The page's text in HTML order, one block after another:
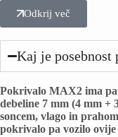
Odkrij več
Kaj je
Pokrivalo MAX2 ima
debeline 7 mm (4 mm +
soncem, vlago in
pokrivalo pa vozilo